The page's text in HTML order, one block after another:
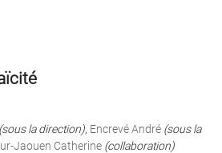
(sous la direction), Encrevé André (sous la
Jaouen Catherine (collaboration)